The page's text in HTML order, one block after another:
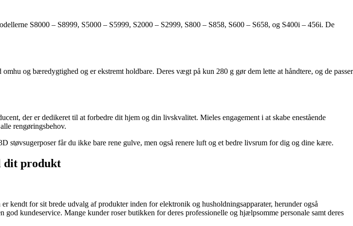
S8000 – S8999, S5000 – S5999, S2000 – S2999, S800 – S858, S600 – S658, og S400i – 456i. De
og bæredygtighed og er ekstremt holdbare. Deres vægt på kun 280 g gør dem lette at håndtere, og de passer
der er dedikeret til at forbedre dit hjem og din livskvalitet. Mieles engagement i at skabe enestående
rengøringsbehov.
får du ikke bare rene gulve, men også renere luft og et bedre livsrum for dig og dine kære.
dit produkt
kendt for sit brede udvalg af produkter inden for elektronik og husholdningsapparater, herunder også
kundeservice. Mange kunder roser butikken for deres professionelle og hjælpsomme personale samt deres